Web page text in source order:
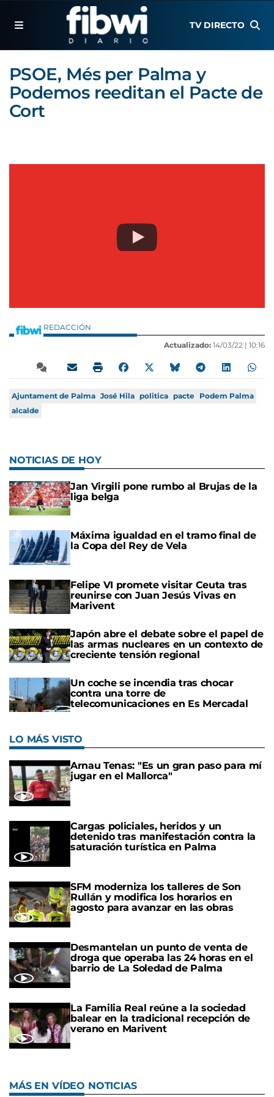
TV DIRECTO
PSOE, Més per Palma y
Podemos reeditan el Pacte de
Cort
REDACCIÓN
Actualizado: 14/03/22 | 10:16
Ajuntament de Palma José Hila politica pacte Podem Palma
alcalde
NOTICIAS DE HOY
Jan Virgili pone rumbo al Brujas de la
liga belga
Máxima igualdad en el tramo final de
la Copa del Rey de Vela
Felipe VI promete visitar Ceuta tras
reunirse con Juan Jesús Vivas en
Marivent
Japón abre el debate sobre el papel de
las armas nucleares en un contexto de
creciente tensión regional
Un coche se incendia tras chocar
contra una torre de
telecomunicaciones en Es Mercadal
LO MÁS VISTO
Arnau Tenas: "Es un gran paso para mí
jugar en el Mallorca"
Cargas policiales, heridos y un
detenido tras manifestación contra la
saturación turística en Palma
SFM moderniza los talleres de Son
Rullán y modifica los horarios en
agosto para avanzar en las obras
Desmantelan un punto de venta de
droga que operaba las 24 horas en el
barrio de La Soledad de Palma
La Familia Real reúne a la sociedad
balear en la tradicional recepción de
verano en Marivent
MÁS EN VÍDEO NOTICIAS